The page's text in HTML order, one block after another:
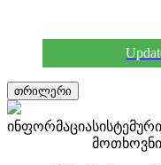
თრილერი
ინფორმაციასისტემური